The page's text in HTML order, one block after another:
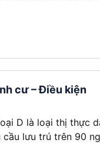
cư – Điều kiện
D là loại thị thực
cầu lưu trú trên 90